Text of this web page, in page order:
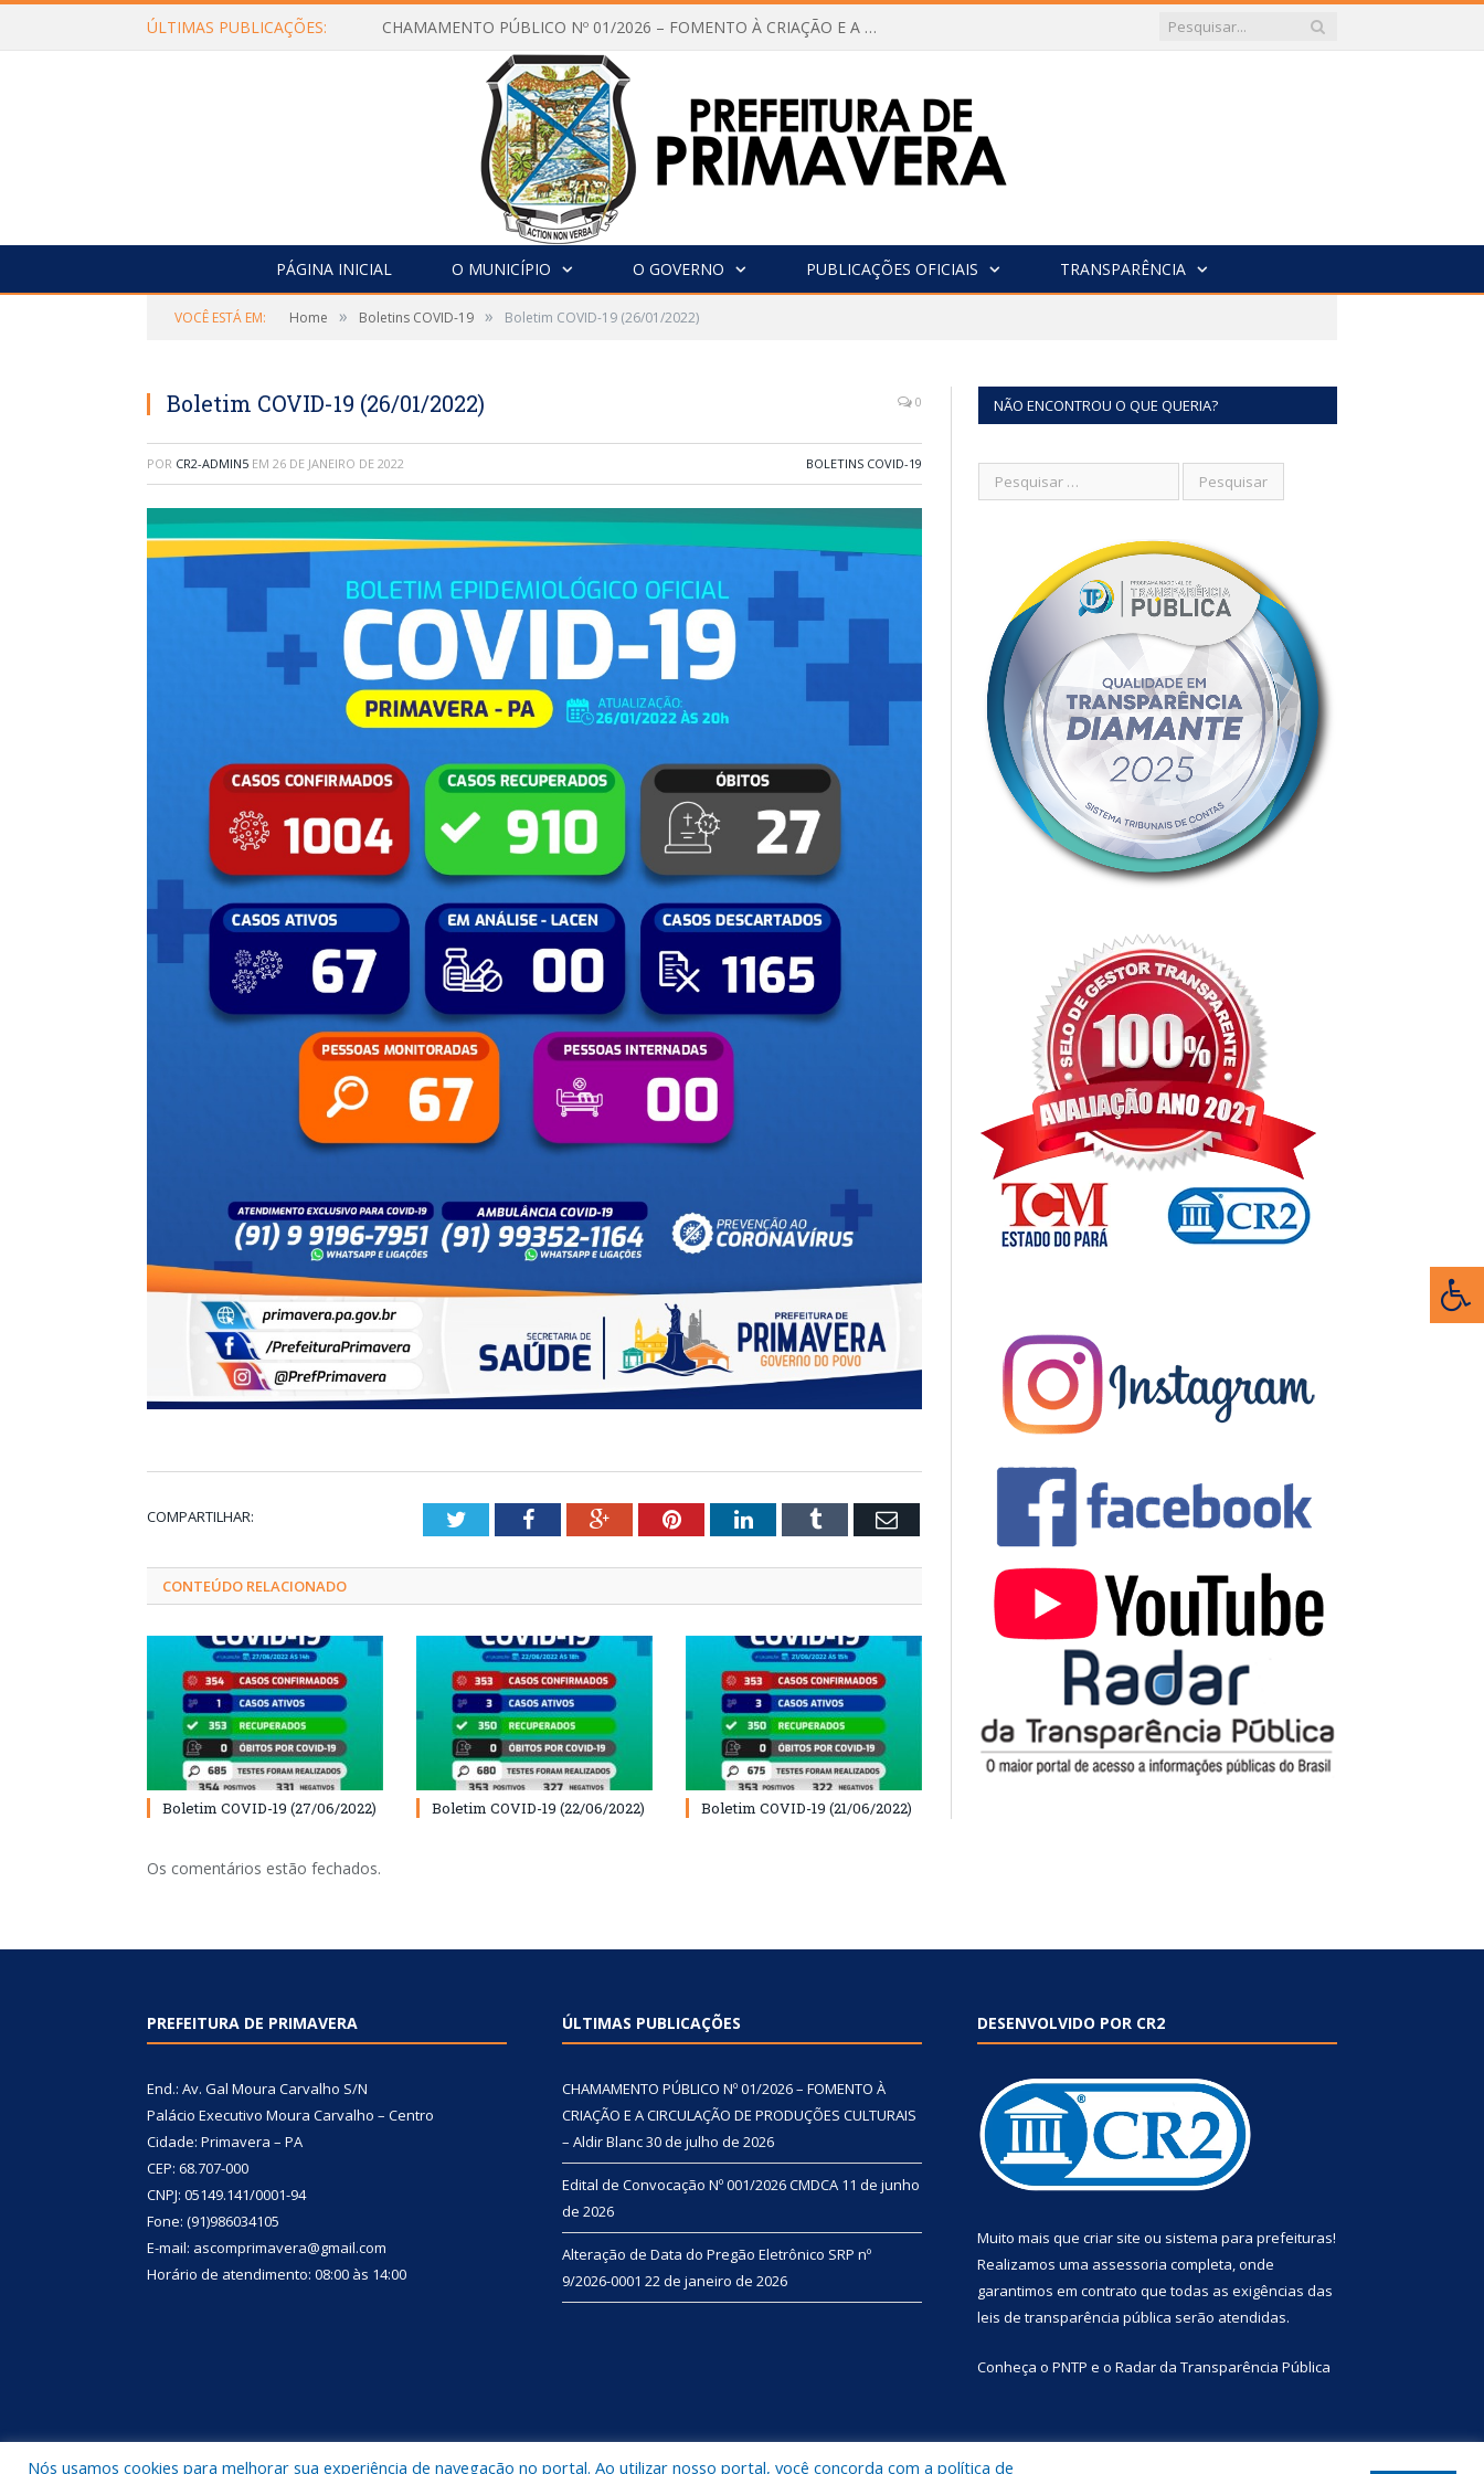
ÚLTIMAS PUBLICAÇÕES: CHAMAMENTO PÚBLICO Nº 01/2026 – FOMENTO À CRIAÇÃO E A CIRCULAÇÃO DE PRODUÇÕES CULTURAIS – Aldir Blanc
PÁGINA INICIAL O MUNICÍPIO O GOVERNO PUBLICAÇÕES OFICIAIS TRANSPARÊNCIA
VOCÊ ESTÁ EM: Home » Boletins COVID-19 » Boletim COVID-19 (26/01/2022)
Boletim COVID-19 (26/01/2022) 0
POR CR2-ADMIN5 EM 26 DE JANEIRO DE 2022 BOLETINS COVID-19
COMPARTILHAR: TwitterFacebookGoogle+PinterestLinkedInTumblr Email
CONTEÚDO RELACIONADO
Boletim COVID-19 (27/06/2022) Boletim COVID-19 (22/06/2022) Boletim COVID-19 (21/06/2022)
Os comentários estão fechados.
NÃO ENCONTROU O QUE QUERIA?
PREFEITURA DE PRIMAVERA
End.: Av. Gal Moura Carvalho S/N
Palácio Executivo Moura Carvalho – Centro
Cidade: Primavera – PA
CEP: 68.707-000
CNPJ: 05149.141/0001-94
Fone: (91)986034105
E-mail: ascomprimavera@gmail.com
Horário de atendimento: 08:00 às 14:00
ÚLTIMAS PUBLICAÇÕES
CHAMAMENTO PÚBLICO Nº 01/2026 – FOMENTO À
CRIAÇÃO E A CIRCULAÇÃO DE PRODUÇÕES CULTURAIS
– Aldir Blanc30 de julho de 2026
Edital de Convocação Nº 001/2026 CMDCA 11 de junho
de 2026
Alteração de Data do Pregão Eletrônico SRP nº
9/2026-0001 22 de janeiro de 2026
DESENVOLVIDO POR CR2
Muito mais que criar site ou sistema para prefeituras!
Realizamos uma assessoria completa, onde
garantimos em contrato que todas as exigências das
leis de transparência pública serão atendidas.
Conheça o PNTP e o Radar da Transparência Pública
Nós usamos cookies para melhorar sua experiência de navegação no portal. Ao utilizar nosso portal, você concorda com a política de